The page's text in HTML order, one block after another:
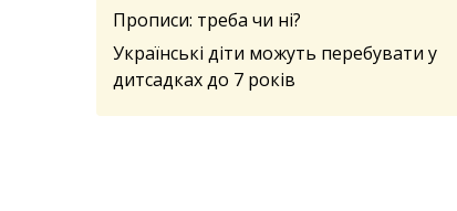
Прописи: треба чи ні?
Українські діти можуть перебувати у
дитсадках до 7 років